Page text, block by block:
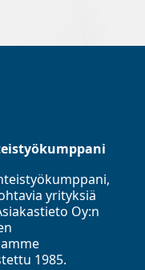
yrityksiä
Oy:n
1985.